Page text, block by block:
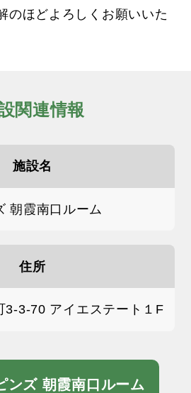
のほどよろしくお願いいた
関連情報
施設名
朝霞南口ルーム
住所
3-3-70 アイエステート１F
ンズ 朝霞南口ルーム